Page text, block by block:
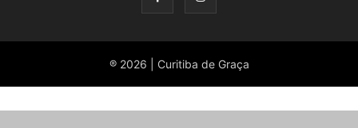
® 2026 | Curitiba de Graça